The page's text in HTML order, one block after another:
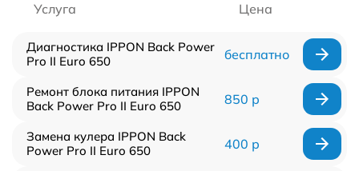
Услуга Цена
Диагностика IPPON Back Power
Pro II Euro 650
бесплатно
Ремонт блока питания IPPON
Back Power Pro II Euro 650
850 р
Замена кулера IPPON Back
Power Pro II Euro 650
400 р